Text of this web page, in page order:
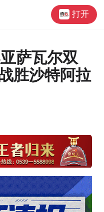
打开
萨瓦尔双
胜沙特阿拉